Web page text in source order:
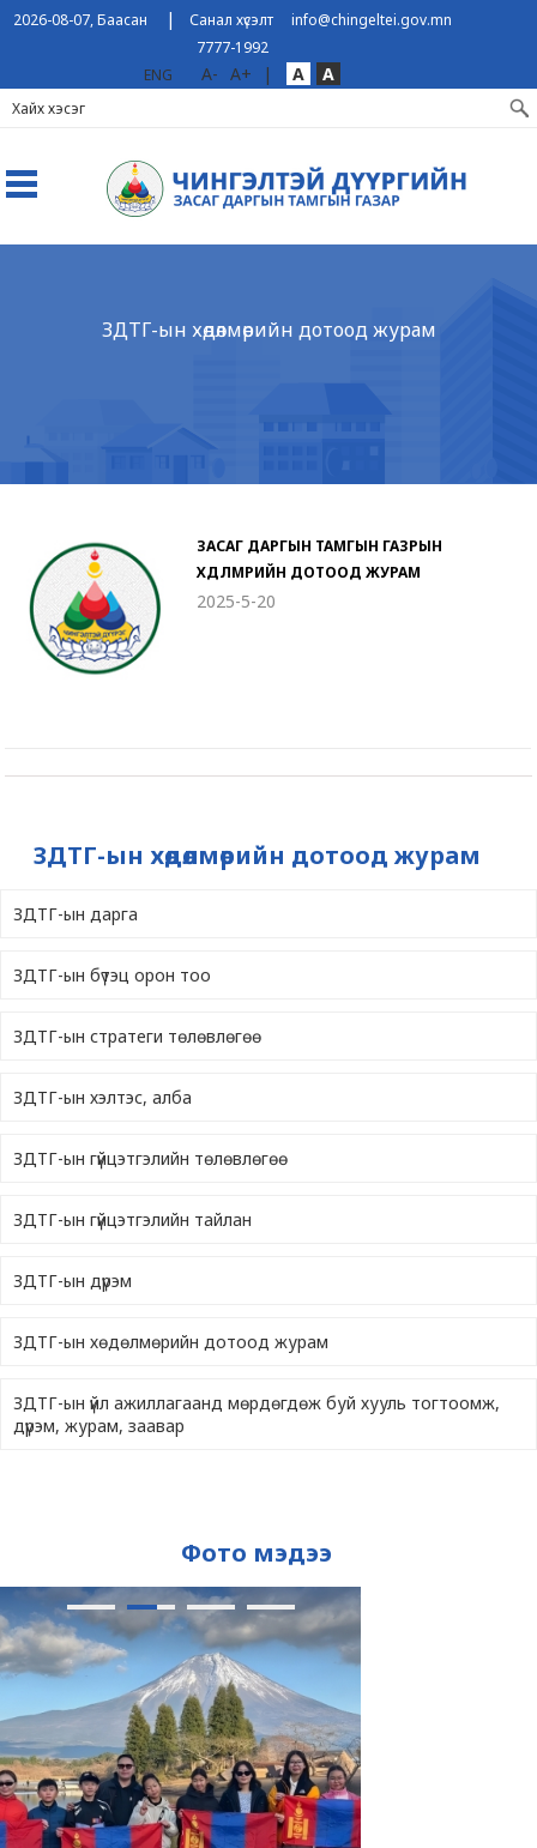
2026-08-07, Баасан |Санал хүсэлт
info@chingeltei.gov.mn
7777-1992
ENG
A- A+ | A A
ЗДТГ-ын хөдөлмөрийн дотоод журам
ЗАСАГ ДАРГЫН ТАМГЫН ГАЗРЫН
ХӨДӨЛМӨРИЙН ДОТООД ЖУРАМ
2025-5-20
ЗДТГ-ын хөдөлмөрийн дотоод журам
ЗДТГ-ын дарга
ЗДТГ-ын бүтэц орон тоо
ЗДТГ-ын стратеги төлөвлөгөө
ЗДТГ-ын хэлтэс, алба
ЗДТГ-ын гүйцэтгэлийн төлөвлөгөө
ЗДТГ-ын гүйцэтгэлийн тайлан
ЗДТГ-ын дүрэм
ЗДТГ-ын хөдөлмөрийн дотоод журам
ЗДТГ-ын үйл ажиллагаанд мөрдөгдөж буй хууль тогтоомж,
дүрэм, журам, заавар
Фото мэдээ